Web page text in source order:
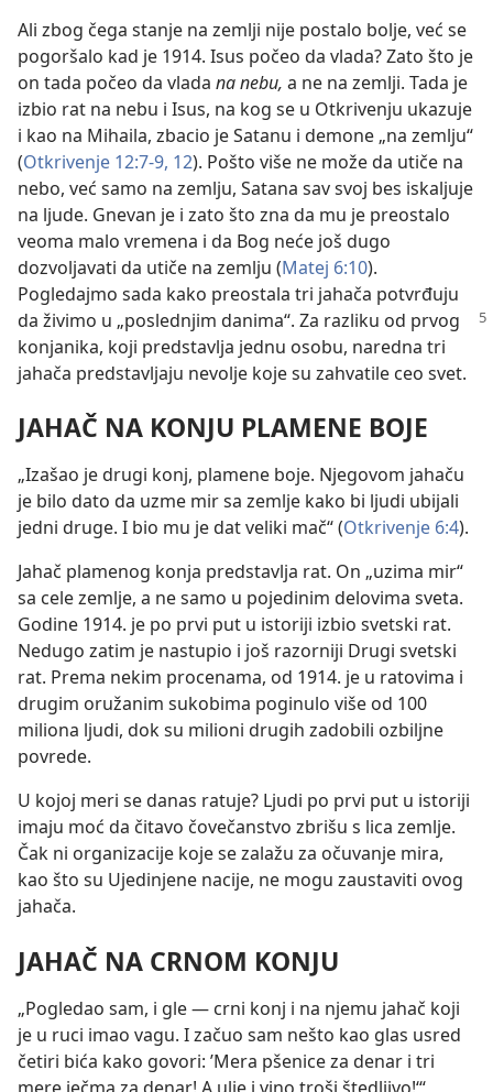
Ali zbog čega stanje na zemlji nije postalo bolje, već se
pogoršalo kad je 1914. Isus počeo da vlada? Zato što je
on tada počeo da vlada na nebu, a ne na zemlji. Tada je
izbio rat na nebu i Isus, na kog se u Otkrivenju ukazuje
i kao na Mihaila, zbacio je Satanu i demone „na zemlju“
(Otkrivenje 12:7-9, 12). Pošto više ne može da utiče na
nebo, već samo na zemlju, Satana sav svoj bes iskaljuje
na ljude. Gnevan je i zato što zna da mu je preostalo
veoma malo vremena i da Bog neće još dugo
dozvoljavati da utiče na zemlju (Matej 6:10).
Pogledajmo sada kako preostala tri jahača potvrđuju
da živimo u „poslednjim danima“. Za razliku od prvog
konjanika, koji predstavlja jednu osobu, naredna tri
jahača predstavljaju nevolje koje su zahvatile ceo svet.
JAHAČ NA KONJU PLAMENE BOJE
„Izašao je drugi konj, plamene boje. Njegovom jahaču
je bilo dato da uzme mir sa zemlje kako bi ljudi ubijali
jedni druge. I bio mu je dat veliki mač“ (Otkrivenje 6:4).
Jahač plamenog konja predstavlja rat. On „uzima mir“
sa cele zemlje, a ne samo u pojedinim delovima sveta.
Godine 1914. je po prvi put u istoriji izbio svetski rat.
Nedugo zatim je nastupio i još razorniji Drugi svetski
rat. Prema nekim procenama, od 1914. je u ratovima i
drugim oružanim sukobima poginulo više od 100
miliona ljudi, dok su milioni drugih zadobili ozbiljne
povrede.
U kojoj meri se danas ratuje? Ljudi po prvi put u istoriji
imaju moć da čitavo čovečanstvo zbrišu s lica zemlje.
Čak ni organizacije koje se zalažu za očuvanje mira,
kao što su Ujedinjene nacije, ne mogu zaustaviti ovog
jahača.
JAHAČ NA CRNOM KONJU
„Pogledao sam, i gle — crni konj i na njemu jahač koji
je u ruci imao vagu. I začuo sam nešto kao glas usred
četiri bića kako govori: ’Mera pšenice za denar i tri